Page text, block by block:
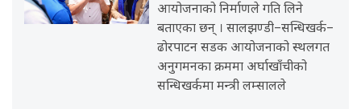
आयोजनाको निर्माणले गति लिने
बताएका छन् । सालझण्डी–सन्धिखर्क–
ढोरपाटन सडक आयोजनाको स्थलगत
अनुगमनका क्रममा अर्घाखाँचीको
सन्धिखर्कमा मन्त्री लम्सालले